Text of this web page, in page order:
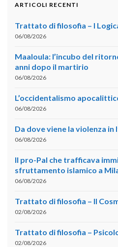
ARTICOLI RECENTI
Trattato di filosofia – I
06/08/2026
Maaloula: l’incubo del
anni dopo il martirio
06/08/2026
L’occidentalismo
06/08/2026
Da dove viene la violenza in
06/08/2026
Il pro-Pal che trafficava
sfruttamento islamico a
06/08/2026
Trattato di filosofia – II
02/08/2026
Trattato di filosofia –
02/08/2026